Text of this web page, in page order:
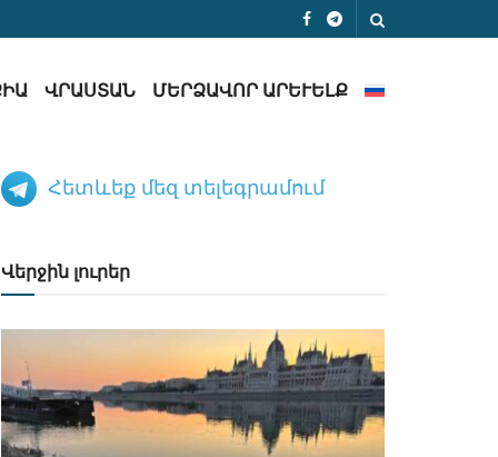
ՎՐԱՍՏԱՆ ՄԵՐՁԱՎՈՐ ԱՐԵՒԵԼՔ
Հետևեք մեզ տելեգրամում
Վերջին լուրեր